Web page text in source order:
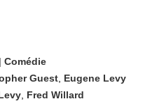
| Comédie
Guest Eugene Levy
Fred Willard